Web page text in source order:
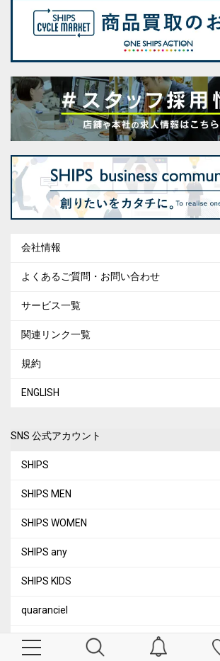
会社情報
よくあるご質問・お問い合わせ
サービス一覧
関連リンク一覧
規約
ENGLISH
SNS 公式アカウント
SHIPS
SHIPS MEN
SHIPS WOMEN
SHIPS any
SHIPS KIDS
quaranciel
City Ambient Products